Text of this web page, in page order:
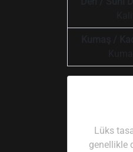
Lüks
genellikle